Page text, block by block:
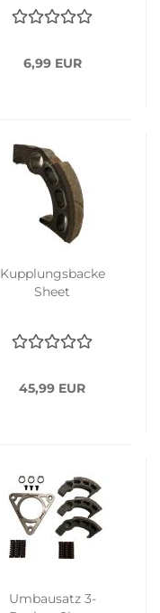
6,99 EUR
Kupplungsbacke
Sheet
45,99 EUR
Umbausatz 3-